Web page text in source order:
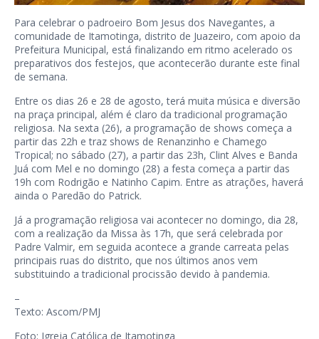
Para celebrar o padroeiro Bom Jesus dos Navegantes, a
comunidade de Itamotinga, distrito de Juazeiro, com apoio da
Prefeitura Municipal, está finalizando em ritmo acelerado os
preparativos dos festejos, que acontecerão durante este final
de semana.
Entre os dias 26 e 28 de agosto, terá muita música e diversão
na praça principal, além é claro da tradicional programação
religiosa. Na sexta (26), a programação de shows começa a
partir das 22h e traz shows de Renanzinho e Chamego
Tropical; no sábado (27), a partir das 23h, Clint Alves e Banda
Juá com Mel e no domingo (28) a festa começa a partir das
19h com Rodrigão e Natinho Capim. Entre as atrações, haverá
ainda o Paredão do Patrick.
Já a programação religiosa vai acontecer no domingo, dia 28,
com a realização da Missa às 17h, que será celebrada por
Padre Valmir, em seguida acontece a grande carreata pelas
principais ruas do distrito, que nos últimos anos vem
substituindo a tradicional procissão devido à pandemia.
–
Texto: Ascom/PMJ
Foto: Igreja Católica de Itamotinga